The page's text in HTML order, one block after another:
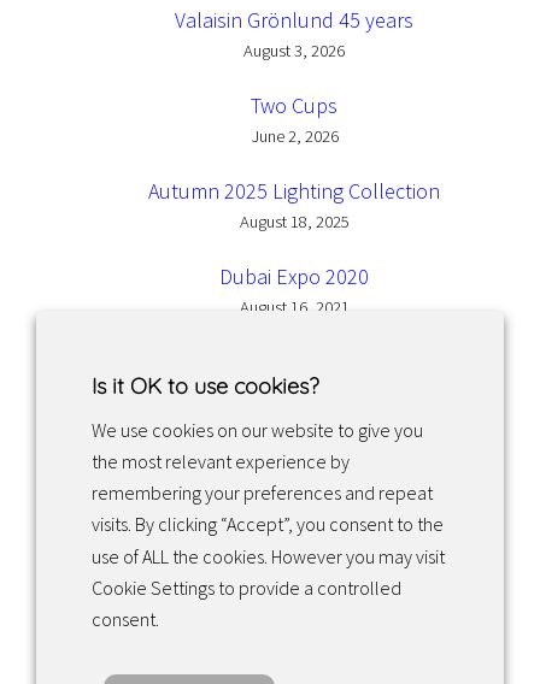
Valaisin Grönlund 45 years
August 3, 2026
Two Cups
June 2, 2026
Autumn 2025 Lighting Collection
August 18, 2025
Dubai Expo 2020
August 16, 2021
Facebook InstagramLinkedIn
Returns & exchanges
Is it OK to use cookies?
We use cookies on our website to give you
the most relevant experience by
remembering your preferences and repeat
visits. By clicking “Accept”, you consent to the
use of ALL the cookies. However you may visit
Cookie Settings to provide a controlled
consent.